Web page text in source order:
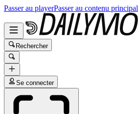
Passer au playerPasser au contenu principal
Rechercher
Se connecter